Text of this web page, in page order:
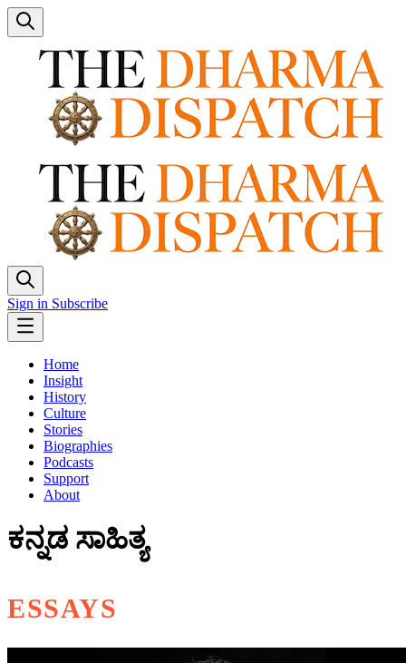
Sign in Subscribe
Home
Insight
History
Culture
Stories
Biographies
Podcasts
Support
About
ಕನ್ನಡ ಸಾಹಿತ್ಯ
ESSAYS